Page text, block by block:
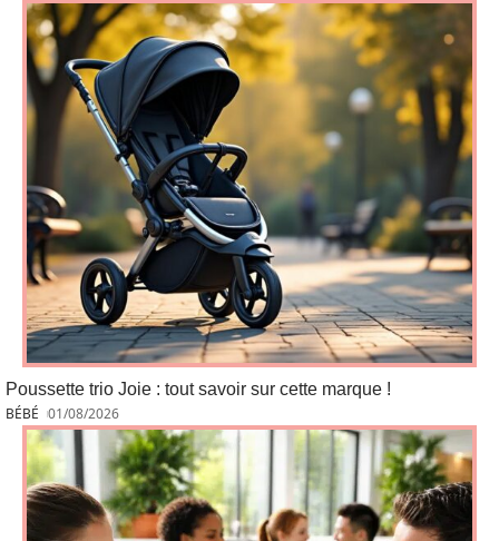
Poussette trio Joie : tout savoir sur cette marque !
BÉBÉ 01/08/2026